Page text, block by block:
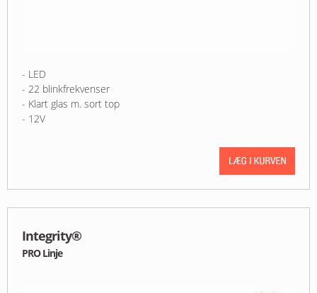
- LED
- 22 blinkfrekvenser
- Klart glas m. sort top
- 12V
Integrity®
PRO Linje